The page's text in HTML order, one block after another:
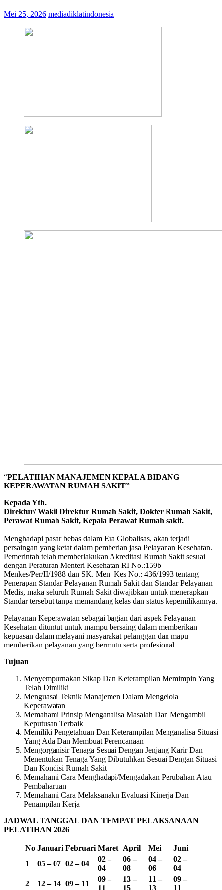
Mei 25, 2026 mediadiklatindonesia
“PELATIHAN MANAJEMEN KEPALA BIDANG
KEPERAWATAN RUMAH SAKIT”
Kepada Yth.
Direktur/ Wakil Direktur Rumah Sakit, Dokter Rumah Sakit,
Perawat Rumah Sakit, Kepala Perawat Rumah sakit.
Menghadapi pasar bebas dalam Era Globalisas, akan terjadi
persaingan yang ketat dalam pemberian jasa Pelayanan Kesehatan.
Pemerintah telah memberlakukan Akreditasi Rumah Sakit sesuai
dengan Peraturan Menteri Kesehatan RI No.:159b
Menkes/Per/II/1988 dan SK. Men. Kes No.: 436/1993 tentang
Penerapan Standar Pelayanan Rumah Sakit dan Standar Pelayanan
Medis, maka seluruh Rumah Sakit diwajibkan untuk menerapkan
Standar tersebut tanpa memandang kelas dan status kepemilikannya.
Pelayanan Keperawatan sebagai bagian dari aspek Pelayanan
Kesehatan dituntut untuk mampu bersaing dalam memberikan
kepuasan dalam melayani masyarakat pelanggan dan mapu
memberikan pelayanan yang bermutu serta profesional.
Tujuan
Menyempurnakan Sikap Dan Keterampilan Memimpin Yang
Telah Dimiliki
Menguasai Teknik Manajemen Dalam Mengelola
Keperawatan
Memahami Prinsip Menganalisa Masalah Dan Mengambil
Keputusan Terbaik
Memiliki Pengetahuan Dan Keterampilan Menganalisa Situasi
Yang Ada Dan Membuat Perencanaan
Mengorganisir Tenaga Sesuai Dengan Jenjang Karir Dan
Menentukan Tenaga Yang Dibutuhkan Sesuai Dengan Situasi
Dan Kondisi Rumah Sakit
Memahami Cara Menghadapi/Mengadakan Perubahan Atau
Pembaharuan
Memahami Cara Melaksanakn Evaluasi Kinerja Dan
Penampilan Kerja
JADWAL TANGGAL DAN TEMPAT PELAKSANAAN
PELATIHAN 2026
No Januari Februari Maret April Mei
Juni
1
05 – 07 02 – 04
02 –
04
06 –
08
04 –
06
02 –
04
2
12 – 14 09 – 11
09 –
11
13 –
15
11 –
13
09 –
11